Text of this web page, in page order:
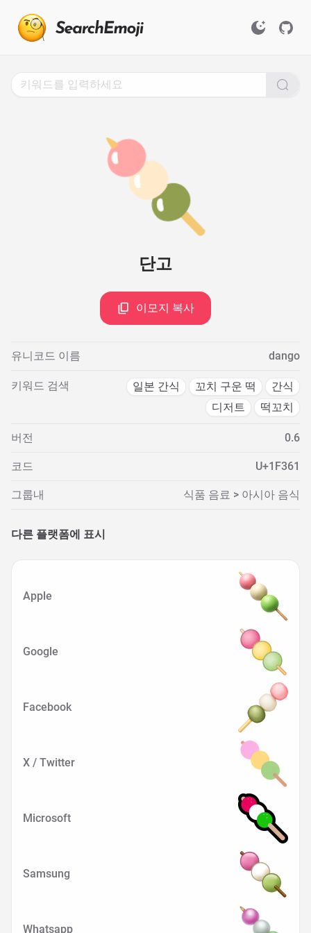
🍡
단고
이모지 복사
유니코드 이름 dango
키워드 검색 일본 간식 꼬치 구운 떡
간식
디저트
떡꼬치
버전 0.6
코드 U+1F361
그룹내 식품 음료 > 아시아 음식
다른 플랫폼에 표시
Apple
Google
Facebook
X / Twitter
Microsoft
Samsung
Whatsapp